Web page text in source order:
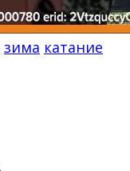
зима катание